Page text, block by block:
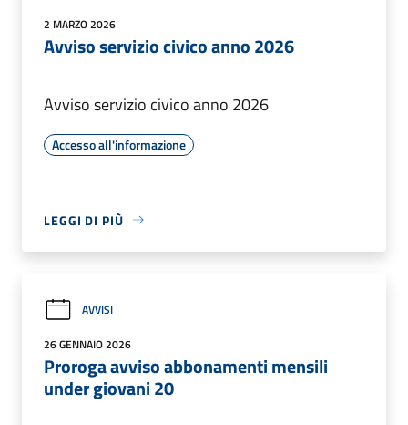
2 MARZO 2026
Avviso servizio civico anno 2026
Avviso servizio civico anno 2026
Accesso all'informazione
LEGGI DI PIÙ
AVVISI
26 GENNAIO 2026
Proroga avviso abbonamenti mensili
under giovani 20